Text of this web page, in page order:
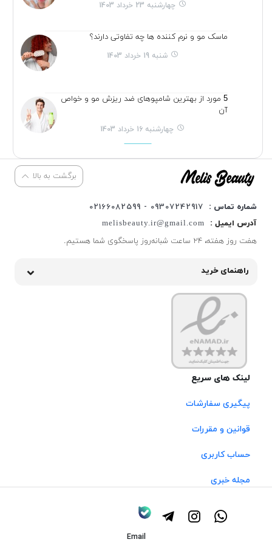
چهارشنبه 23 خرداد 1403
ماسک مو و نرم کننده ها چه تفاوتی دارند؟
شنبه 19 خرداد 1403
5 مورد از بهترین شامپوهای ضد ریزش مو و خواص
آن
چهارشنبه 16 خرداد 1403
برگشت به بالا
شماره تماس :
09307242917 - 02166082599
آدرس ایمیل :
melisbeauty.ir@gmail.com
هفت روز هفته، ۲۴ ساعت شبانه‌روز پاسخگوی شما هستیم.
راهنمای خرید
لینک های سریع
پیگیری سفارشات
قوانین و مقررات
حساب کاربری
مجله خبری
Email